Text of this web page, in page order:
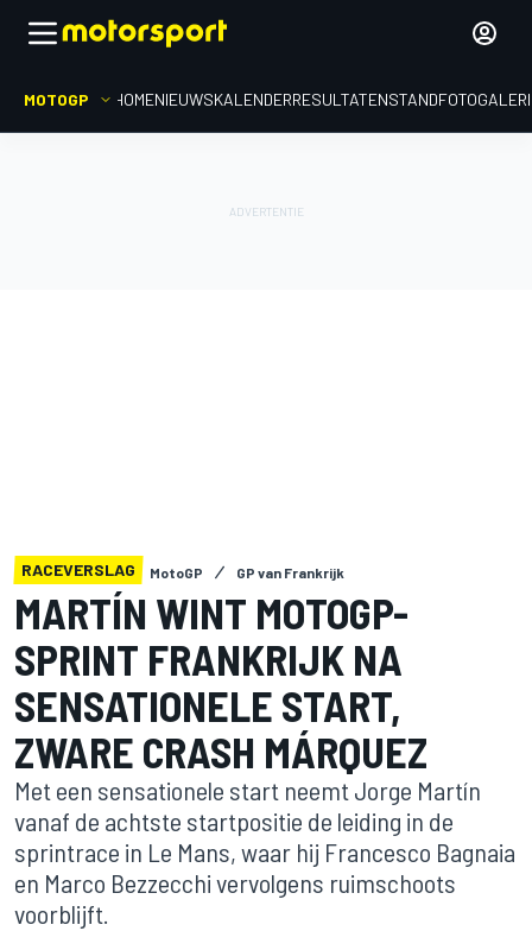
MOTOGP HOMENIEUWSKALENDERRESULTATENSTAND
RACEVERSLAG MotoGP GP van Frankrijk
MARTÍN WINT MOTOGP-
SPRINT FRANKRIJK NA
SENSATIONELE START,
ZWARE CRASH MÁRQUEZ
Met een sensationele start neemt Jorge Martín
vanaf de achtste startpositie de leiding in de
sprintrace in Le Mans, waar hij Francesco Bagnaia
en Marco Bezzecchi vervolgens ruimschoots
voorblijft.